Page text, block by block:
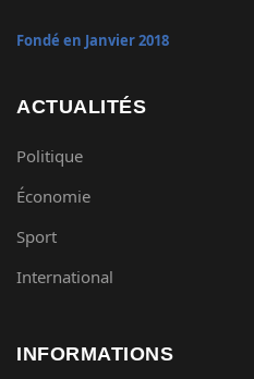
Fondé en Janvier 2018
ACTUALITÉS
Politique
Économie
Sport
International
INFORMATIONS